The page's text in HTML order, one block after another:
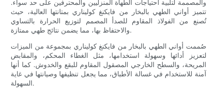
والمصممة لتلبية احتياجات الطهاة المنزليين والمحترفين على حد سواء.
تتميز أواني الطهي بالبخار من فايكنغ كوليناري بمتانتها العالية، حيث
تُصنع من الفولاذ المقاوم للصدأ المصمم لتوزيع الحرارة بالتساوي
والاحتفاظ بها، مما يضمن نتائج طهي ممتازة.
صُممت أواني الطهي بالبخار من فايكنغ كوليناري بمجموعة من الميزات
لتعزيز أدائها وسهولة استخدامها، مثل الغطاء المحكم، والمقابض
المريحة، والسطح الخارجي المصقول المقاوم للبقع والخدوش. كما أنها
آمنة للاستخدام في غسالة الأطباق، مما يجعل تنظيفها وصيانتها في غاية
السهولة.